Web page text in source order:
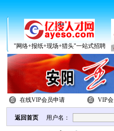
"网络+报纸+现场+猎头"一站式招聘
在线VIP会员申请 VIP
返回首页 用户名：